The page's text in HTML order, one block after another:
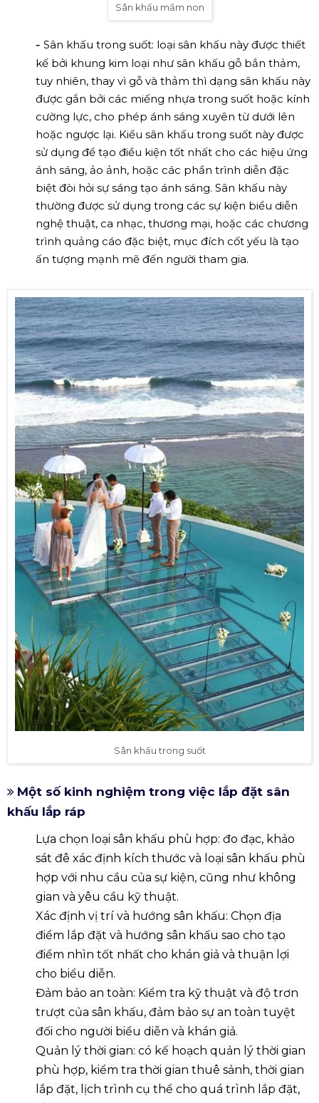
Sân khấu mầm non
- Sân khấu trong suốt: loại sân khấu này được thiết
kế bởi khung kim loại như sân khấu gỗ bắn thảm,
tuy nhiên, thay vì gỗ và thảm thì dạng sân khấu này
được gắn bởi các miếng nhựa trong suốt hoặc kính
cường lực, cho phép ánh sáng xuyên từ dưới lên
hoặc ngược lại. Kiểu sân khấu trong suốt này được
sử dụng để tạo điều kiện tốt nhất cho các hiệu ứng
ánh sáng, ảo ảnh, hoặc các phần trình diễn đặc
biệt đòi hỏi sự sáng tạo ánh sáng. Sân khấu này
thường được sử dụng trong các sự kiện biểu diễn
nghệ thuật, ca nhạc, thương mại, hoặc các chương
trình quảng cáo đặc biệt, mục đích cốt yếu là tạo
ấn tượng mạnh mẽ đến người tham gia.
Sân khấu trong suốt
Một số kinh nghiệm trong việc lắp đặt sân
khấu lắp ráp
Lựa chọn loại sân khấu phù hợp: đo đạc, khảo
sát đê xác định kích thước và loại sân khấu phù
hợp với nhu cầu của sự kiện, cũng như không
gian và yêu cầu kỹ thuật.
Xác định vị trí và hướng sân khấu: Chọn địa
điểm lắp đặt và hướng sân khấu sao cho tạo
điểm nhìn tốt nhất cho khán giả và thuận lợi
cho biểu diễn.
Đảm bảo an toàn: Kiểm tra kỹ thuật và độ trơn
trượt của sân khấu, đảm bảo sự an toàn tuyệt
đối cho người biểu diễn và khán giả.
Quản lý thời gian: có kế hoạch quản lý thời gian
phù hợp, kiểm tra thời gian thuê sảnh, thời gian
lắp đặt, lịch trình cụ thể cho quá trình lắp đặt,